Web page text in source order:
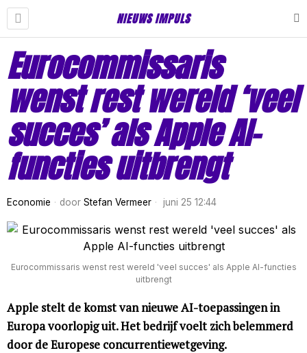
NIEUWS IMPULS
Eurocommissaris
wenst rest wereld ‘veel
succes’ als Apple AI-
functies uitbrengt
Economie door Stefan Vermeer juni 25 12:44
Eurocommissaris wenst rest wereld 'veel succes' als Apple AI-functies
uitbrengt
Apple stelt de komst van nieuwe AI-toepassingen in
Europa voorlopig uit. Het bedrijf voelt zich belemmerd
door de Europese concurrentiewetgeving.